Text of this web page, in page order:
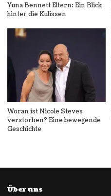
Yuna Bennett Eltern: Ein Blick
hinter die Kulissen
Woran ist Nicole Steves
verstorben? Eine bewegende
Geschichte
Über uns